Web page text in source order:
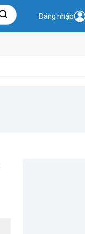
Đăng nhập